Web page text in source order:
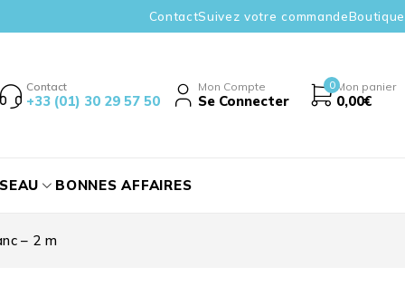
ContactSuivez votre commandeBoutique
Contact
+33 (01) 30 29 57 50
Mon Compte
Se Connecter
0 Mon panier
0,00€
BONNES AFFAIRES
– 2 m